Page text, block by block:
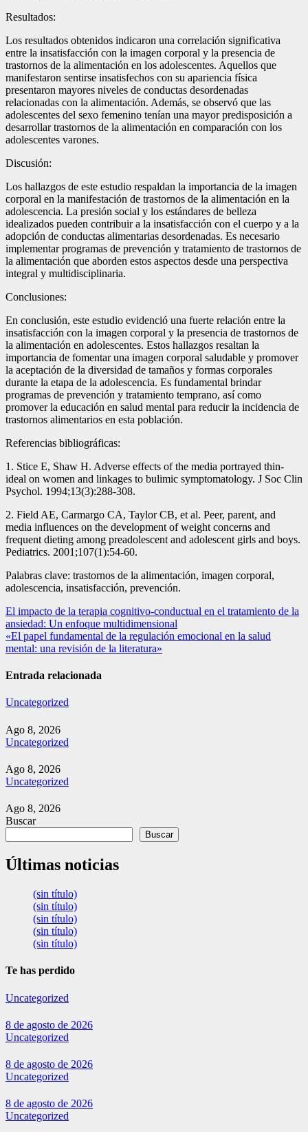
Resultados:
Los resultados obtenidos indicaron una correlación significativa
entre la insatisfacción con la imagen corporal y la presencia de
trastornos de la alimentación en los adolescentes. Aquellos que
manifestaron sentirse insatisfechos con su apariencia física
presentaron mayores niveles de conductas desordenadas
relacionadas con la alimentación. Además, se observó que las
adolescentes del sexo femenino tenían una mayor predisposición a
desarrollar trastornos de la alimentación en comparación con los
adolescentes varones.
Discusión:
Los hallazgos de este estudio respaldan la importancia de la imagen
corporal en la manifestación de trastornos de la alimentación en la
adolescencia. La presión social y los estándares de belleza
idealizados pueden contribuir a la insatisfacción con el cuerpo y a la
adopción de conductas alimentarias desordenadas. Es necesario
implementar programas de prevención y tratamiento de trastornos de
la alimentación que aborden estos aspectos desde una perspectiva
integral y multidisciplinaria.
Conclusiones:
En conclusión, este estudio evidenció una fuerte relación entre la
insatisfacción con la imagen corporal y la presencia de trastornos de
la alimentación en adolescentes. Estos hallazgos resaltan la
importancia de fomentar una imagen corporal saludable y promover
la aceptación de la diversidad de tamaños y formas corporales
durante la etapa de la adolescencia. Es fundamental brindar
programas de prevención y tratamiento temprano, así como
promover la educación en salud mental para reducir la incidencia de
trastornos alimentarios en esta población.
Referencias bibliográficas:
1. Stice E, Shaw H. Adverse effects of the media portrayed thin-
ideal on women and linkages to bulimic symptomatology. J Soc Clin
Psychol. 1994;13(3):288-308.
2. Field AE, Carmargo CA, Taylor CB, et al. Peer, parent, and
media influences on the development of weight concerns and
frequent dieting among preadolescent and adolescent girls and boys.
Pediatrics. 2001;107(1):54-60.
Palabras clave: trastornos de la alimentación, imagen corporal,
adolescencia, insatisfacción, prevención.
Navegación
de
entradas
El impacto de la terapia cognitivo-conductual en el tratamiento de la
ansiedad: Un enfoque multidimensional
«El papel fundamental de la regulación emocional en la salud
mental: una revisión de la literatura»
Entrada relacionada
Uncategorized
Ago 8, 2026
Uncategorized
Ago 8, 2026
Uncategorized
Ago 8, 2026
Buscar
Buscar
Últimas noticias
(sin título)
(sin título)
(sin título)
(sin título)
(sin título)
Te has perdido
Uncategorized
8 de agosto de 2026
Uncategorized
8 de agosto de 2026
Uncategorized
8 de agosto de 2026
Uncategorized